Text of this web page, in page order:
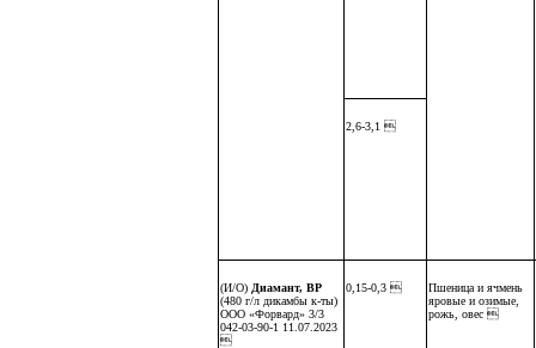
2,6-3,1 
(И/О) Диамант, ВР
(480 г/л дикамбы к-ты)
ООО «Форвард» 3/3
042-03-90-1 11.07.2023

0,15-0,3 
Пшеница и ячмень
яровые и озимые,
рожь, овес 